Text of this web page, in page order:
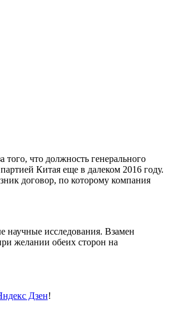
что должность генерального
Китая еще в далеком 2016 году.
договор, по которому компания
научные исследования. Взамен
желании обеих сторон на
Дзен!